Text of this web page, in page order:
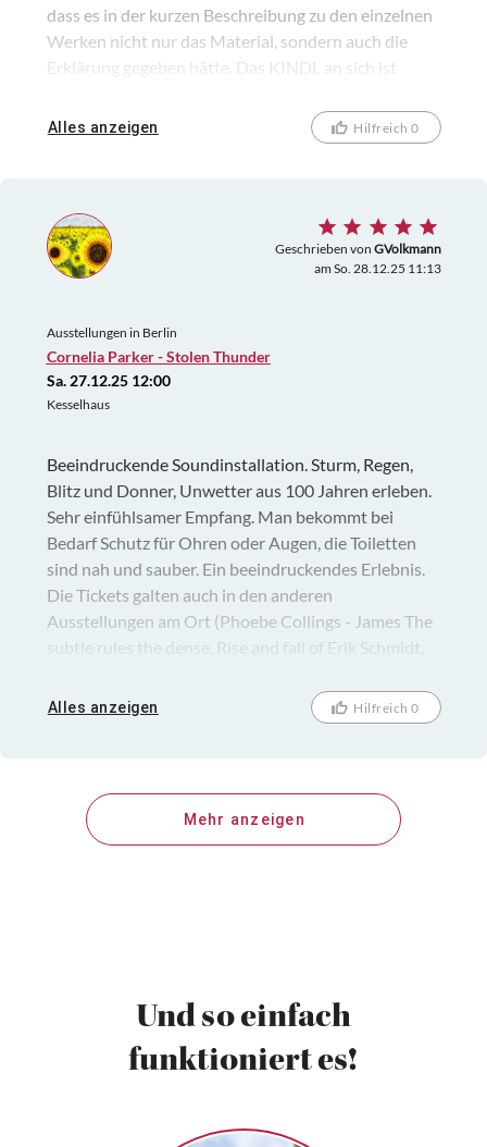
dass es in der kurzen Beschreibung zu den einzelnen
Werken nicht nur das Material, sondern auch die
Erklärung gegeben hätte. Das KINDL an sich ist
lichtdurchfluteten Sudhaus mit Blick auf die
Alles anzeigen Hilfreich 0
Geschrieben von GVolkmann
am So. 28.12.25 11:13
Ausstellungen in Berlin
Cornelia Parker - Stolen Thunder
Sa. 27.12.25 12:00
Kesselhaus
Beeindruckende Soundinstallation. Sturm, Regen,
Blitz und Donner, Unwetter aus 100 Jahren erleben.
Sehr einfühlsamer Empfang. Man bekommt bei
Bedarf Schutz für Ohren oder Augen, die Toiletten
sind nah und sauber. Ein beeindruckendes Erlebnis.
Die Tickets galten auch in den anderen
Ausstellungen am Ort (Phoebe Collings - James The
subtle rules the dense, Rise and fall of Erik Schmidt,
Erlebnis.
Alles anzeigen Hilfreich 0
Mehr anzeigen
Und so einfach
funktioniert es!